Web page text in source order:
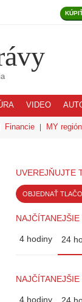
VIDEO
Financie MY
UVEREJŇUJTE
OBJEDNAŤ
4 hodiny 24
4 hodiny